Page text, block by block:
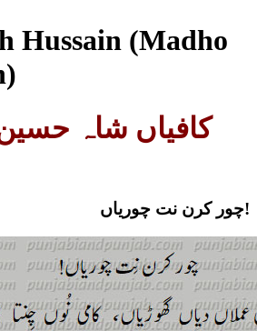
Hussain (Madho
کافیاں شاہ
چور کرن نت چوریاں!